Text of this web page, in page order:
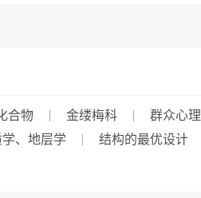
合物 金缕梅科
群众心理
、地层学
结构的最优设计